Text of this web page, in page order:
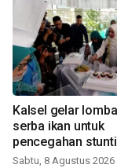
Kalsel gelar
serba ikan untuk
pencegahan
Sabtu, 8 Agustus 2026